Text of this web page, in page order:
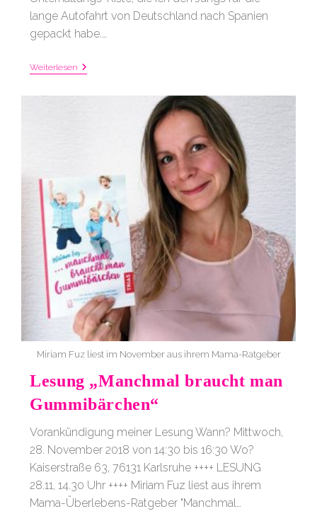
lange Autofahrt von Deutschland nach Spanien
gepackt habe.…
Weiterlesen Kinderbeschäftigung
Miriam Fuz liest im November aus ihrem Mama-Ratgeber
Lesung „Manchmal braucht man
Gummibärchen“
Vorankündigung meiner Lesung Wann? Mittwoch,
28. November 2018 von 14:30 bis 16:30 Wo?
Kaiserstraße 63, 76131 Karlsruhe ++++ LESUNG
28.11, 14.30 Uhr ++++ Miriam Fuz liest aus ihrem
Mama-Überlebens-Ratgeber "Manchmal…